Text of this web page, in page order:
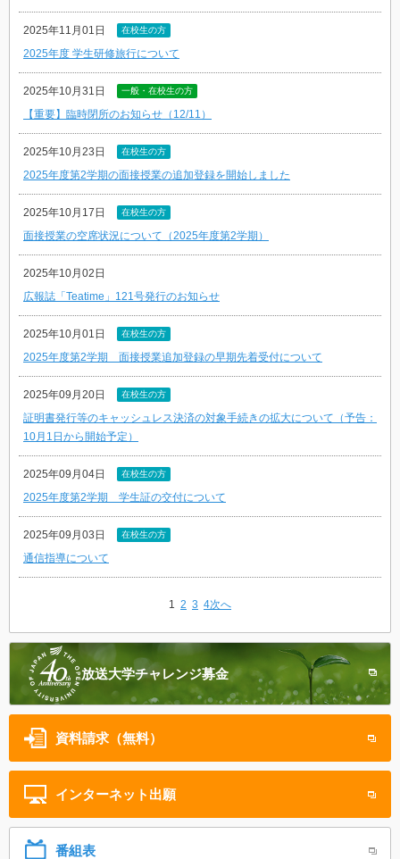
2025年11月01日 在校生の方
2025年度 学生研修旅行について
2025年10月31日 一般・在校生の方
【重要】臨時閉所のお知らせ（12/11）
2025年10月23日 在校生の方
2025年度第2学期の面接授業の追加登録を開始しました
2025年10月17日 在校生の方
面接授業の空席状況について（2025年度第2学期）
2025年10月02日
広報誌「Teatime」121号発行のお知らせ
2025年10月01日 在校生の方
2025年度第2学期 面接授業追加登録の早期先着受付について
2025年09月20日 在校生の方
証明書発行等のキャッシュレス決済の対象手続きの拡大について（予告：
10月1日から開始予定）
2025年09月04日 在校生の方
2025年度第2学期 学生証の交付について
2025年09月03日 在校生の方
通信指導について
1 2 3 4次へ
放送大学チャレンジ募金
資料請求（無料）
インターネット 出願
番組表